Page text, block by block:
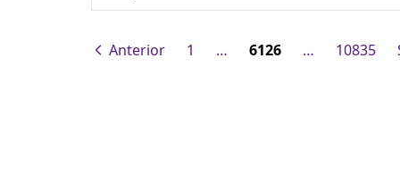
Anterior 1 … 6126 … 10835